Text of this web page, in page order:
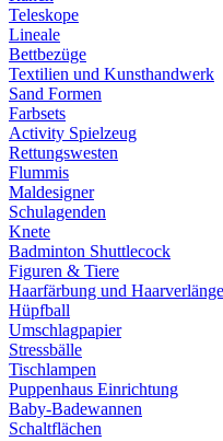
Teleskope
Lineale
Bettbezüge
Textilien und Kunsthandwerk
Sand Formen
Farbsets
Activity Spielzeug
Rettungswesten
Flummis
Maldesigner
Schulagenden
Knete
Badminton Shuttlecock
Figuren & Tiere
Haarfärbung und
Hüpfball
Umschlagpapier
Stressbälle
Tischlampen
Puppenhaus Einrichtung
Baby-Badewannen
Schaltflächen